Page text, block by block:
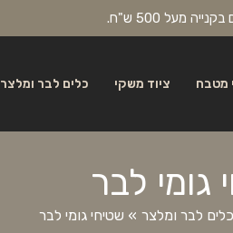
מעל 500 ש"ח.
מטבח ציוד משקי כלים לבר ומלצר
גומי לבר
כלים לבר ומלצר שטיחי גומי לבר